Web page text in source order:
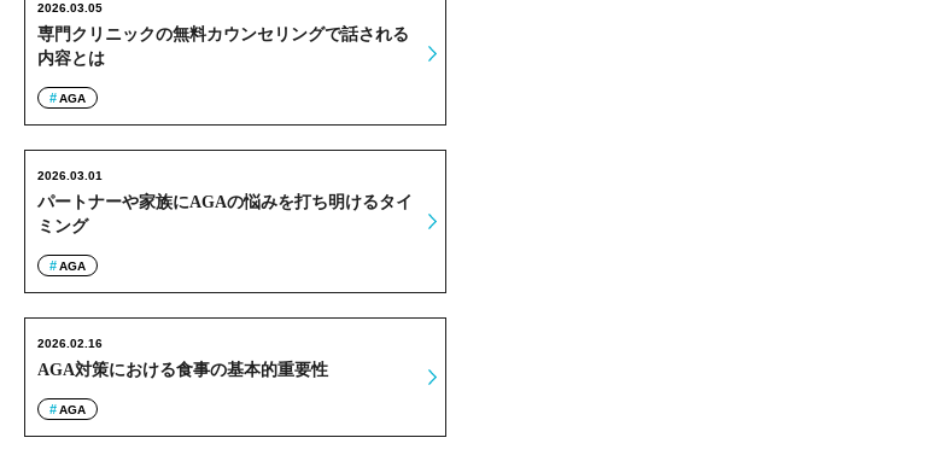
専門クリニックの無料カウンセリングで話される
内容とは
2026.03.05
AGA
パートナーや家族にAGAの悩みを打ち明けるタイ
ミング
2026.03.01
AGA
AGA対策における食事の基本的重要性
2026.02.16
AGA